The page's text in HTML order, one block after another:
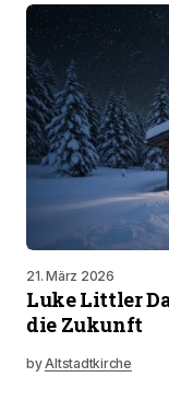
21. März 2026
Luke Littler
die Zukunft
byAltstadtkirche